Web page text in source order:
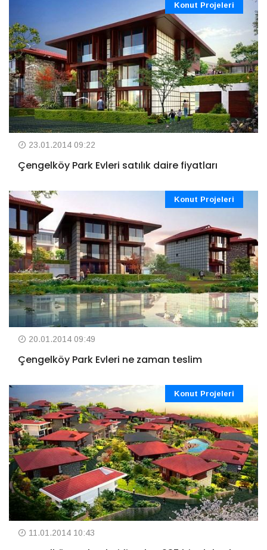
Konut Projeleri
23.01.2014 09:22
Çengelköy Park Evleri satılık daire fiyatları
Konut Projeleri
20.01.2014 09:49
Çengelköy Park Evleri ne zaman teslim
Konut Projeleri
11.01.2014 10:43